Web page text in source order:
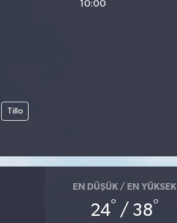
10:00
Tillo
EN DÜŞÜK / EN YÜKSEK
24° / 38°